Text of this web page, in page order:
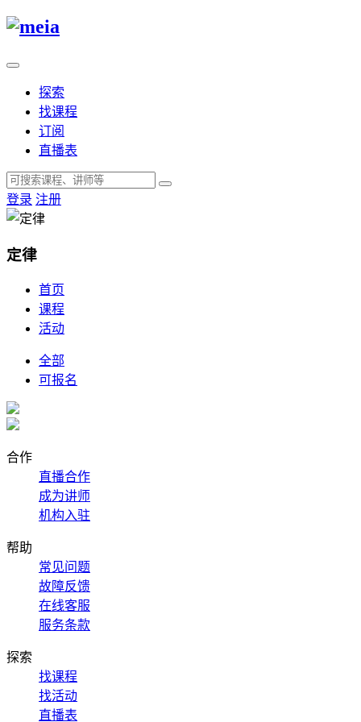
探索
找课程
订阅
直播表
登录 注册
定律
首页
课程
活动
全部
可报名
合作
直播合作
成为讲师
机构入驻
帮助
常见问题
故障反馈
在线客服
服务条款
探索
找课程
找活动
直播表